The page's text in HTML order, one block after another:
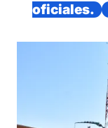
oficiales.